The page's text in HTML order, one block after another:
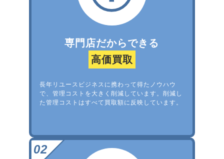
専門店だからできる
高価買取
長年リユースビジネスに携わって得たノウハウ
で、管理コストを大きく削減しています。削減し
た管理コストはすべて買取額に反映しています。